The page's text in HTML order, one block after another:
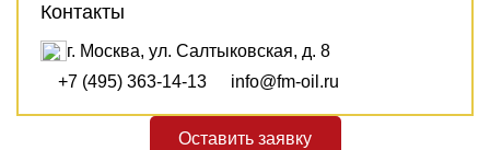
Контакты
г. Москва, ул. Салтыковская, д. 8
+7 (495) 363-14-13
info@fm-oil.ru
Оставить заявку